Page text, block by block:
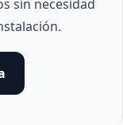
sin necesidad